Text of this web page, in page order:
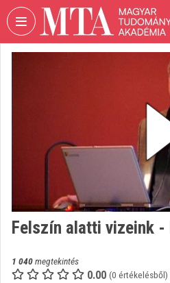
Fejléc kihagyása Menü kihagyása
Intézményi kezdőlap
Bejelentkezés
Intézményi listák
Felszín alatti vizeink -
1 040megtekintés
0.00 (0 értékelésből)